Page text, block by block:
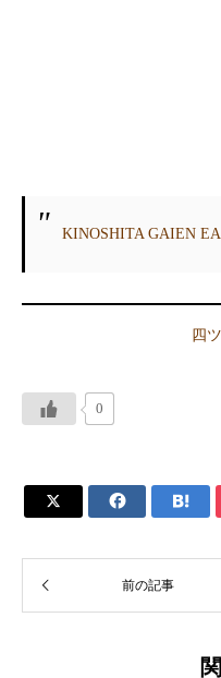
KINOSHITA GAIEN
四
0
  
前の記事